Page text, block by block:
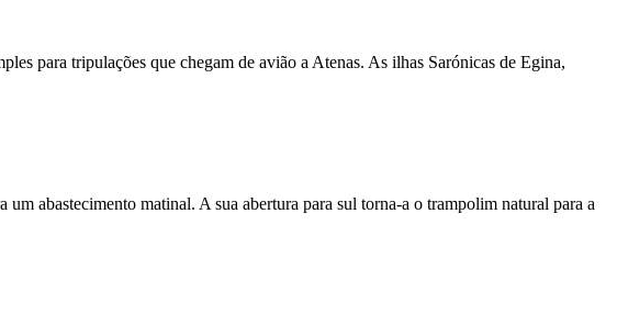
para tripulações que chegam de avião a Atenas. As ilhas Sarónicas de Egina,
abastecimento matinal. A sua abertura para sul torna-a o trampolim natural para a